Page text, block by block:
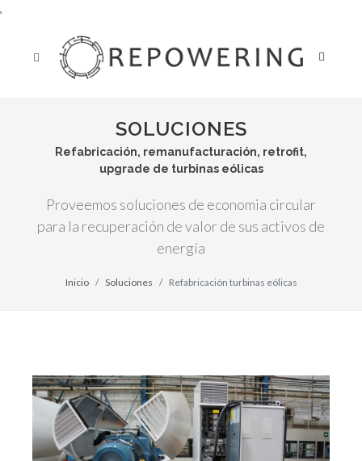
,
SOLUCIONES
Refabricación, remanufacturación, retrofit,
upgrade de turbinas eólicas
Proveemos soluciones de economia circular
para la recuperación de valor de sus activos de
energía
Inicio Soluciones Refabricación turbinas eólicas